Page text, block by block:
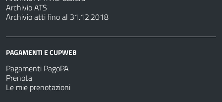
Archivio ATS
Archivio atti fino al 31.12.2018
PAGAMENTI E CUPWEB
Pagamenti PagoPA
Prenota
Le mie prenotazioni